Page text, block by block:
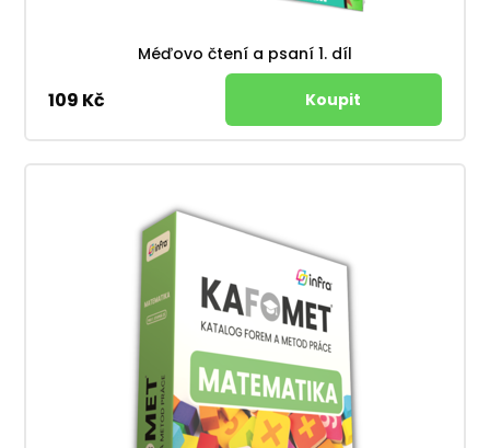
Méďovo čtení a psaní 1. díl
109 Kč